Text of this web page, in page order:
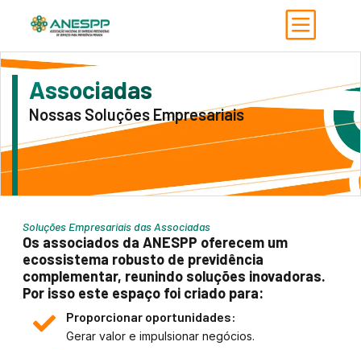
Associadas
Nossas Soluções Empresariais
Soluções Empresariais das Associadas
Os associados da ANESPP oferecem um
ecossistema robusto de previdência
complementar, reunindo soluções inovadoras.
Por isso este espaço foi criado para:
Proporcionar oportunidades:
Gerar valor e impulsionar negócios.